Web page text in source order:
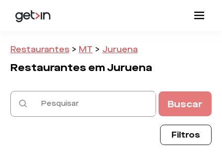
Restaurantes > MT > Juruena
Restaurantes emJuruena
Buscar
Filtros